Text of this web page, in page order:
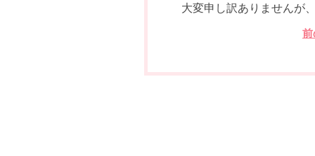
大変申し訳ありませんが
前